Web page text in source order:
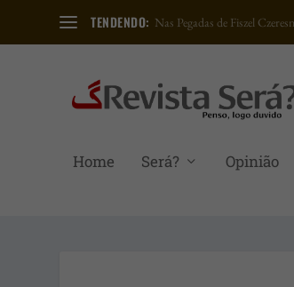
TENDENDO: Nas Pegadas de Fiszel
Home Será? Opinião